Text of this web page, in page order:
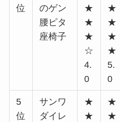
位
のゲン
腰ピタ
座椅子
★
★
★
☆
4.
0
★
★
★
★
5.
0
5
位
サンワ
ダイレ
★
★
★
★